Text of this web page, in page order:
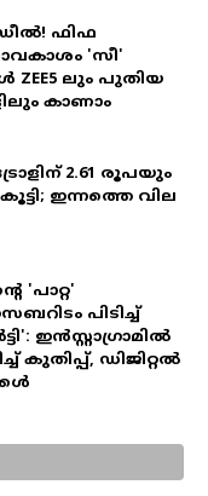
ഫിഫ
'സീ'
ZEE5 ലും പുതിയ
കാണാം
2.61 രൂപയും
ഇന്നത്തെ വില
'പാറ്റ'
പിടിച്ച്
ഇൻസ്റ്റാഗ്രാമിൽ
കുതിപ്പ്, ഡിജിറ്റൽ